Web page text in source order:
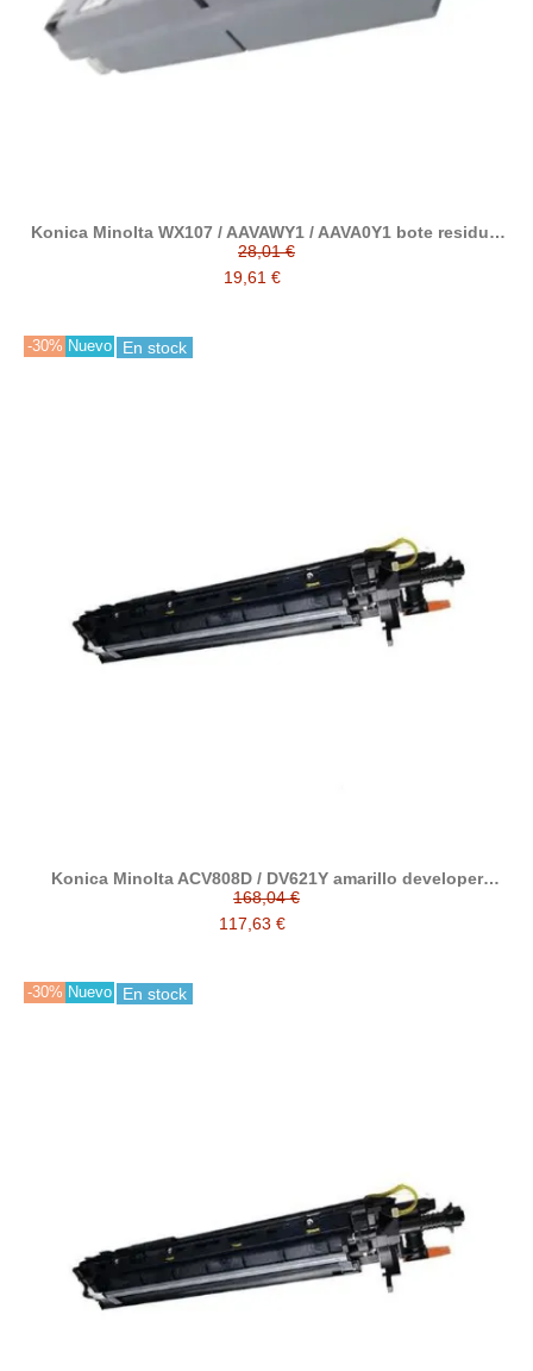
Konica Minolta WX107 / AAVAWY1 / AAVA0Y1 bote residual
compatible
28,01 €
19,61 €
-30% Nuevo En stock
Konica Minolta ACV808D / DV621Y amarillo developer
reciclado
168,04 €
117,63 €
-30% Nuevo En stock